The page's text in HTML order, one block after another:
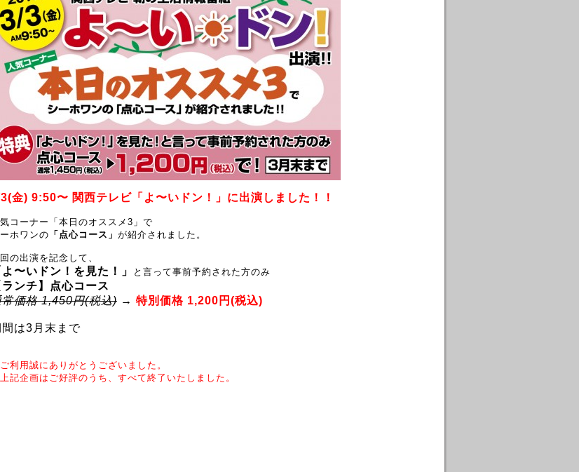
金) 9:50〜 関西テレビ「よ〜いドン！」に出演しました！！
コーナー「本日のオススメ3」で
ホワンの 「点心コース」 が紹介されました。
の出演を記念して、
よ〜いドン！を見た！」 と言って事前予約された方のみ
ランチ】点心コース
常価格 1,450円(税込) → 特別価格 1,200円(税込)
間は3月末まで
利用誠にありがとうございました。
記企画はご好評のうち、すべて終了いたしました。